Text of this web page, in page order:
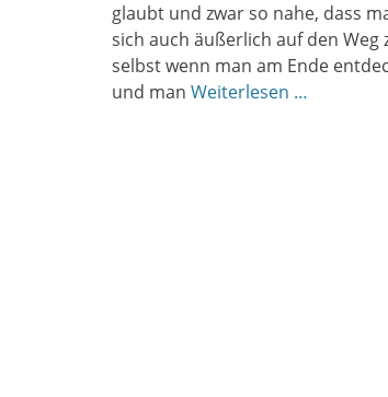
glaubt und zwar so nahe, dass
sich auch äußerlich auf den
selbst wenn man am Ende
und man Weiterlesen …